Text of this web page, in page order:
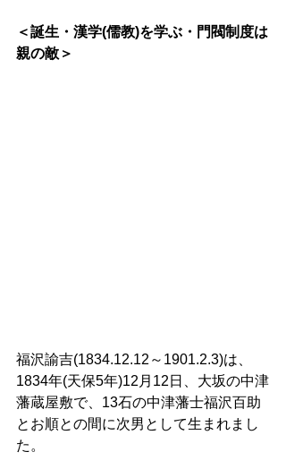
＜誕生・漢学(儒教)を学ぶ・門閥制度は
親の敵＞
福沢諭吉(1834.12.12～1901.2.3)は、
1834年(天保5年)12月12日、大坂の中津
藩蔵屋敷で、13石の中津藩士福沢百助
とお順との間に次男として生まれまし
た。